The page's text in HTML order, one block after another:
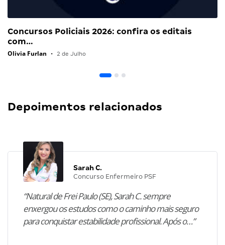
Concursos Policiais 2026: confira os editais
com…
Olivia Furlan • 2 de Julho
Depoimentos relacionados
Sarah C.
Concurso Enfermeiro PSF
“Natural de Frei Paulo (SE), Sarah C. sempre
enxergou os estudos como o caminho mais seguro
para conquistar estabilidade profissional. Após o…”